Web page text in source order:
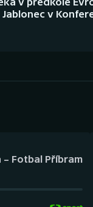
v
Fotbal Příbram